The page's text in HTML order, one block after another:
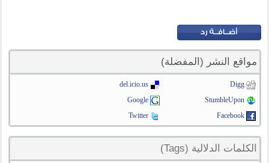
مواقع النشر (المفضلة)
Digg
del.icio.us
StumbleUpon
Google
Facebook
Twitter
الكلمات الدلالية (Tags)